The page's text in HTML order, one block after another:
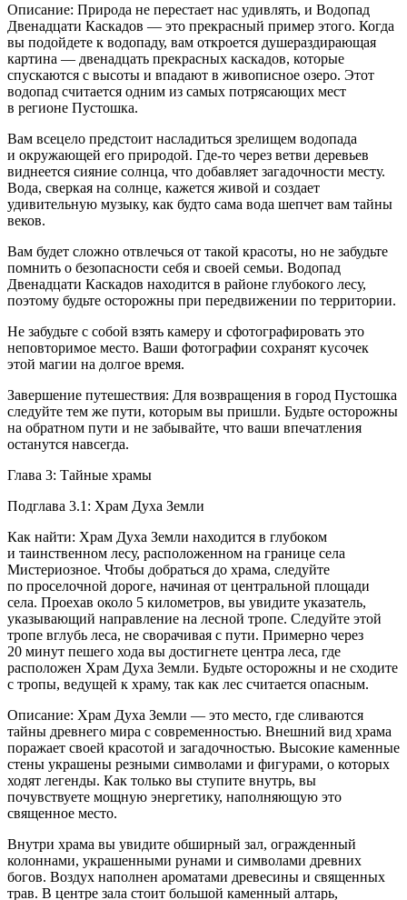
Описание: Природа не перестает нас удивлять, и Водопад
Двенадцати Каскадов — это прекрасный пример этого. Когда
вы подойдете к водопаду, вам откроется душераздирающая
картина — двенадцать прекрасных каскадов, которые
спускаются с высоты и впадают в живописное озеро. Этот
водопад считается одним из самых потрясающих мест
в регионе Пустошка.
Вам всецело предстоит насладиться зрелищем водопада
и окружающей его природой. Где-то через ветви деревьев
виднеется сияние солнца, что добавляет загадочности месту.
Вода, сверкая на солнце, кажется живой и создает
удивительную музыку, как будто сама вода шепчет вам тайны
веков.
Вам будет сложно отвлечься от такой красоты, но не забудьте
помнить о безопасности себя и своей семьи. Водопад
Двенадцати Каскадов находится в районе глубокого лесу,
поэтому будьте осторожны при передвижении по территории.
Не забудьте с собой взять камеру и сфотографировать это
неповторимое место. Ваши фотографии сохранят кусочек
этой магии на долгое время.
Завершение путешествия: Для возвращения в город Пустошка
следуйте тем же пути, которым вы пришли. Будьте осторожны
на обратном пути и не забывайте, что ваши впечатления
останутся навсегда.
Глава 3: Тайные храмы
Подглава 3.1: Храм Духа Земли
Как найти: Храм Духа Земли находится в глубоком
и таинственном лесу, расположенном на границе села
Мистериозное. Чтобы добраться до храма, следуйте
по проселочной дороге, начиная от центральной площади
села. Проехав около 5 километров, вы увидите указатель,
указывающий направление на лесной тропе. Следуйте этой
тропе вглубь леса, не сворачивая с пути. Примерно через
20 минут пешего хода вы достигнете центра леса, где
расположен Храм Духа Земли. Будьте осторожны и не сходите
с тропы, ведущей к храму, так как лес считается опасным.
Описание: Храм Духа Земли — это место, где сливаются
тайны древнего мира с современностью. Внешний вид храма
поражает своей красотой и загадочностью. Высокие каменные
стены украшены резными символами и фигурами, о которых
ходят легенды. Как только вы ступите внутрь, вы
почувствуете мощную энергетику, наполняющую это
священное место.
Внутри храма вы увидите обширный зал, огражденный
колоннами, украшенными рунами и символами древних
богов. Воздух наполнен ароматами древесины и священных
трав. В центре зала стоит большой каменный алтарь,